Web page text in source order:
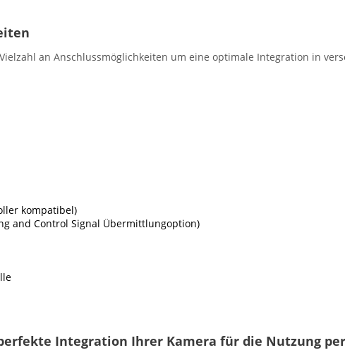
an Anschlussmöglichkeiten um eine optimale Integration in
kompatibel)
and Control Signal Übermittlungoption)
Integration Ihrer Kamera für die Nutzung per